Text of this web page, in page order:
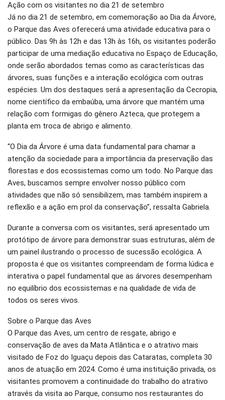
Ação com os visitantes no dia 21 de setembro
Já no dia 21 de setembro, em comemoração ao Dia da Árvore,
o Parque das Aves oferecerá uma atividade educativa para o
público. Das 9h às 12h e das 13h às 16h, os visitantes poderão
participar de uma mediação educativa no Espaço de Educação,
onde serão abordados temas como as características das
árvores, suas funções e a interação ecológica com outras
espécies. Um dos destaques será a apresentação da Cecropia,
nome científico da embaúba, uma árvore que mantém uma
relação com formigas do gênero Azteca, que protegem a
planta em troca de abrigo e alimento.
“O Dia da Árvore é uma data fundamental para chamar a
atenção da sociedade para a importância da preservação das
florestas e dos ecossistemas como um todo. No Parque das
Aves, buscamos sempre envolver nosso público com
atividades que não só sensibilizem, mas também inspirem a
reflexão e a ação em prol da conservação”, ressalta Gabriela.
Durante a conversa com os visitantes, será apresentado um
protótipo de árvore para demonstrar suas estruturas, além de
um painel ilustrando o processo de sucessão ecológica. A
proposta é que os visitantes compreendam de forma lúdica e
interativa o papel fundamental que as árvores desempenham
no equilíbrio dos ecossistemas e na qualidade de vida de
todos os seres vivos.
Sobre o Parque das Aves
O Parque das Aves, um centro de resgate, abrigo e
conservação de aves da Mata Atlântica e o atrativo mais
visitado de Foz do Iguaçu depois das Cataratas, completa 30
anos de atuação em 2024. Como é uma instituição privada, os
visitantes promovem a continuidade do trabalho do atrativo
através da visita ao Parque, consumo nos restaurantes do